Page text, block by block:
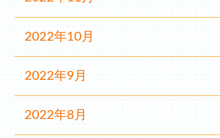
2022年10月
2022年9月
2022年8月